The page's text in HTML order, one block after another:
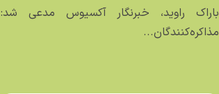
باراک راوید، خبرنگار آکسیوس مدعی شد:
مذاکره‌کنندگان...